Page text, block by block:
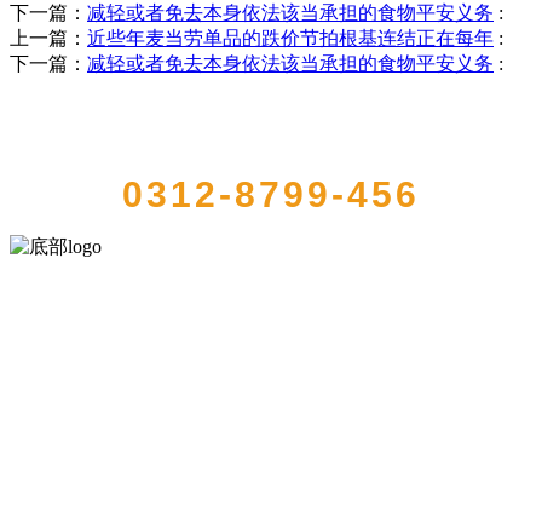
下一篇： 减轻或者免去本身依法该当承担的食物平安义务 :
上一篇： 近些年麦当劳单品的跌价节拍根基连结正在每年 :
下一篇： 减轻或者免去本身依法该当承担的食物平安义务 :
0312-8799-456